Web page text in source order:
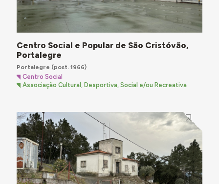
Centro Social e Popular de São Cristóvão,
Portalegre
Portalegre (post. 1966)
Centro Social
Associação Cultural, Desportiva, Social e/ou Recreativa